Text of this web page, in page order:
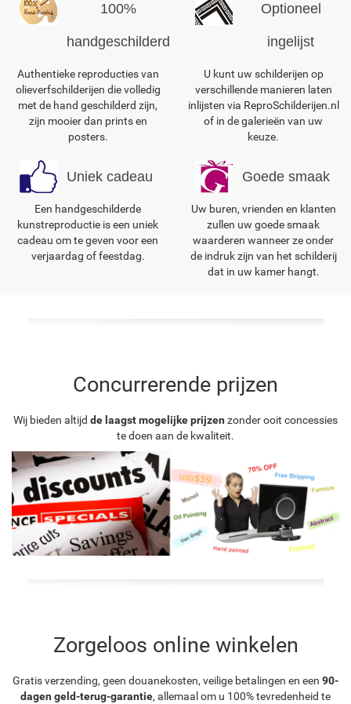
100%
handgeschilderd
Authentieke reproducties van
olieverfschilderijen die volledig
met de hand geschilderd zijn,
zijn mooier dan prints en
posters.
Optioneel
ingelijst
U kunt uw schilderijen op
verschillende manieren laten
inlijsten via ReproSchilderijen.nl
of in de galerieën van uw
keuze.
Uniek cadeau
Een handgeschilderde
kunstreproductie is een uniek
cadeau om te geven voor een
verjaardag of feestdag.
Goede smaak
Uw buren, vrienden en klanten
zullen uw goede smaak
waarderen wanneer ze onder
de indruk zijn van het schilderij
dat in uw kamer hangt.
Concurrerende prijzen
Wij bieden altijd de laagst mogelijke prijzen zonder ooit concessies
te doen aan de kwaliteit.
Zorgeloos online winkelen
Gratis verzending, geen douanekosten, veilige betalingen en een 90-
dagen geld-terug-garantie, allemaal om u 100% tevredenheid te